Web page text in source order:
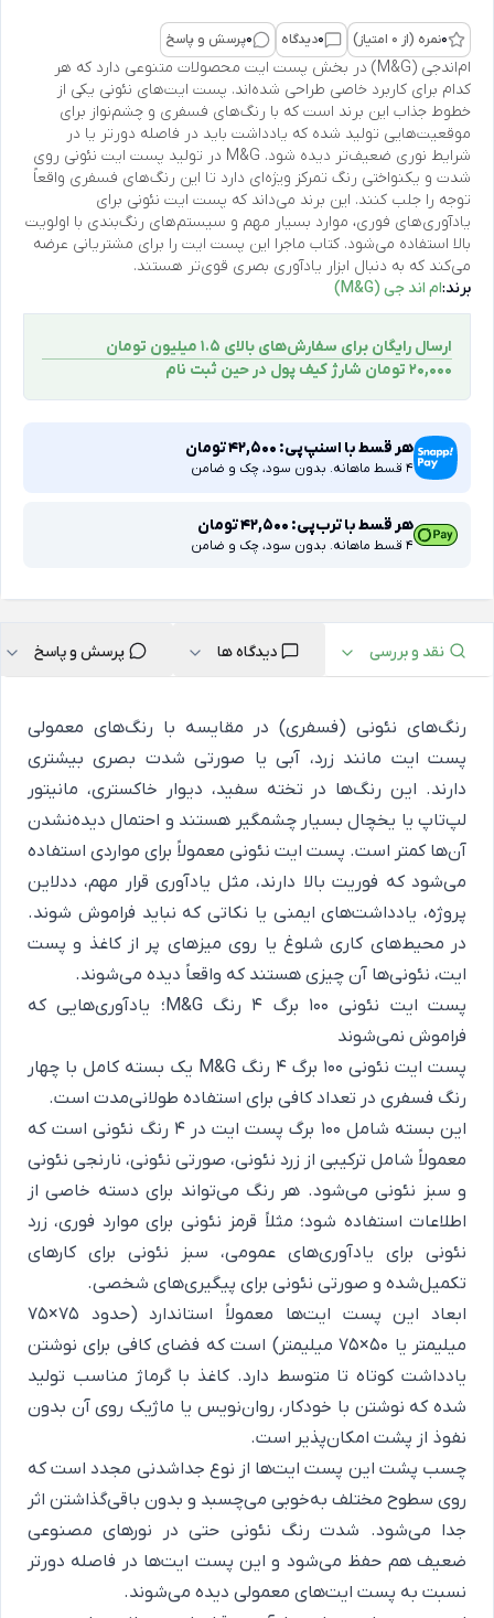
0نمره (از 0 امتیاز) 0دیدگاه 0پرسش و پاسخ
ام‌اندجی (M&G) در بخش پست ایت محصولات متنوعی دارد که هر
کدام برای کاربرد خاصی طراحی شده‌اند. پست ایت‌های نئونی یکی از
خطوط جذاب این برند است که با رنگ‌های فسفری و چشم‌نواز برای
موقعیت‌هایی تولید شده که یادداشت باید در فاصله دورتر یا در
شرایط نوری ضعیف‌تر دیده شود. M&G در تولید پست ایت نئونی روی
شدت و یکنواختی رنگ تمرکز ویژه‌ای دارد تا این رنگ‌های فسفری واقعاً
توجه را جلب کنند. این برند می‌داند که پست ایت نئونی برای
یادآوری‌های فوری، موارد بسیار مهم و سیستم‌های رنگ‌بندی با اولویت
بالا استفاده می‌شود. کتاب ماجرا این پست ایت را برای مشتریانی عرضه
می‌کند که به دنبال ابزار یادآوری بصری قوی‌تر هستند.
برند:ام اند جی (M&G)
ارسال رایگان برای سفارش‌های بالای 1.5 میلیون تومان
۲۰,۰۰۰ تومان شارژ کیف پول در حین ثبت ‌نام
هر قسط با اسنپ‌پی: 42,500تومان
4 قسط ماهانه. بدون سود، چک و ضامن
هر قسط با ترب‌پی: 42,500تومان
4 قسط ماهانه. بدون سود، چک و ضامن
نقد و بررسی دیدگاه ها پرسش و پاسخ
رنگ‌های نئونی (فسفری) در مقایسه با رنگ‌های معمولی
پست ایت مانند زرد، آبی یا صورتی شدت بصری بیشتری
دارند. این رنگ‌ها در تخته سفید، دیوار خاکستری، مانیتور
لپ‌تاپ یا یخچال بسیار چشمگیر هستند و احتمال دیده‌نشدن
آن‌ها کمتر است. پست ایت نئونی معمولاً برای مواردی استفاده
می‌شود که فوریت بالا دارند، مثل یادآوری قرار مهم، ددلاین
پروژه، یادداشت‌های ایمنی یا نکاتی که نباید فراموش شوند.
در محیط‌های کاری شلوغ یا روی میزهای پر از کاغذ و پست
ایت، نئونی‌ها آن چیزی هستند که واقعاً دیده می‌شوند.
پست ایت نئونی ۱۰۰ برگ ۴ رنگ M&G؛ یادآوری‌هایی که
فراموش نمی‌شوند
پست ایت نئونی ۱۰۰ برگ ۴ رنگ M&G یک بسته کامل با چهار
رنگ فسفری در تعداد کافی برای استفاده طولانی‌مدت است.
این بسته شامل ۱۰۰ برگ پست ایت در ۴ رنگ نئونی است که
معمولاً شامل ترکیبی از زرد نئونی، صورتی نئونی، نارنجی نئونی
و سبز نئونی می‌شود. هر رنگ می‌تواند برای دسته خاصی از
اطلاعات استفاده شود؛ مثلاً قرمز نئونی برای موارد فوری، زرد
نئونی برای یادآوری‌های عمومی، سبز نئونی برای کارهای
تکمیل‌شده و صورتی نئونی برای پیگیری‌های شخصی.
ابعاد این پست ایت‌ها معمولاً استاندارد (حدود ۷۵×۷۵
میلیمتر یا ۵۰×۷۵ میلیمتر) است که فضای کافی برای نوشتن
یادداشت کوتاه تا متوسط دارد. کاغذ با گرماژ مناسب تولید
شده که نوشتن با خودکار، روان‌نویس یا ماژیک روی آن بدون
نفوذ از پشت امکان‌پذیر است.
چسب پشت این پست ایت‌ها از نوع جداشدنی مجدد است که
روی سطوح مختلف به‌خوبی می‌چسبد و بدون باقی‌گذاشتن اثر
جدا می‌شود. شدت رنگ نئونی حتی در نورهای مصنوعی
ضعیف هم حفظ می‌شود و این پست ایت‌ها در فاصله دورتر
نسبت به پست ایت‌های معمولی دیده می‌شوند.